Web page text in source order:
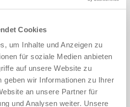
Cookies
um Inhalte und Anzeigen zu
für soziale Medien anbieten
auf unsere Website zu
geben wir Informationen zu Ihrer
an unsere Partner für
und Analysen weiter. Unsere